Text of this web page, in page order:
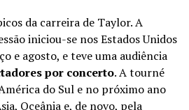
da carreira de Taylor. A
iniciou-se nos Estados Unidos
e agosto, e teve uma audiência
por concerto. A tourné
do Sul e no próximo ano
Oceânia e, de novo, pela